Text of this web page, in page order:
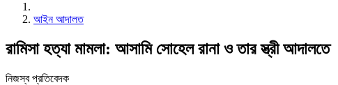
আইন আদালত
রামিসা হত্যা মামলা: আসামি সোহেল রানা ও তার স্ত্রী আদালতে
নিজস্ব প্রতিবেদক